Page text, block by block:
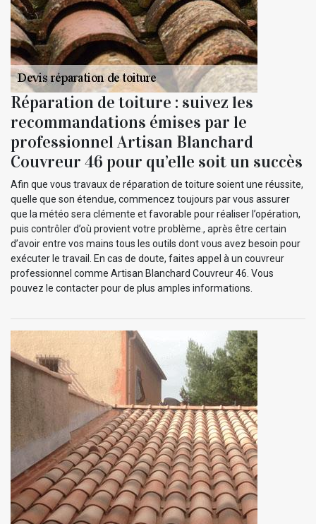
Réparation de toiture : suivez les
recommandations émises par le
professionnel Artisan Blanchard
Couvreur 46 pour qu’elle soit un succès
Afin que vous travaux de réparation de toiture soient une réussite,
quelle que son étendue, commencez toujours par vous assurer
que la météo sera clémente et favorable pour réaliser l’opération,
puis contrôler d’où provient votre problème., après être certain
d’avoir entre vos mains tous les outils dont vous avez besoin pour
exécuter le travail. En cas de doute, faites appel à un couvreur
professionnel comme Artisan Blanchard Couvreur 46. Vous
pouvez le contacter pour de plus amples informations.